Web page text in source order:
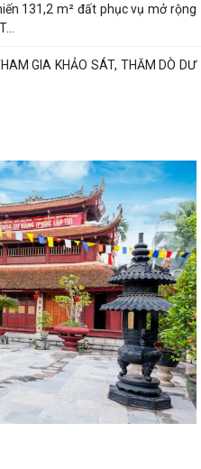
HỌP TRỰC TUYẾN THƯỜNG
2026.
tặng giấy khen và biểu dương
ủy, Chủ tịch HĐND phường Hải
uỷ phường tiếp nhận thông tin
diện kết quả thực hiện tháng 7,
ủy, Chủ tịch HĐND phường Hải